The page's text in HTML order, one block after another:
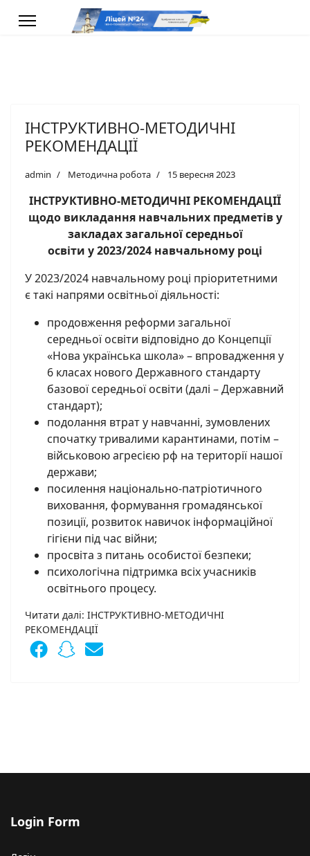
ІНСТРУКТИВНО-МЕТОДИЧНІ
РЕКОМЕНДАЦІЇ
admin Методична робота 15 вересня 2023
ІНСТРУКТИВНО-МЕТОДИЧНІ РЕКОМЕНДАЦІЇ
щодо викладання навчальних предметів у
закладах загальної середньої
освіти у 2023/2024 навчальному році
У 2023/2024 навчальному році пріоритетними
є такі напрями освітньої діяльності:
продовження реформи загальної
середньої освіти відповідно до Концепції
«Нова українська школа» – впровадження у
6 класах нового Державного стандарту
базової середньої освіти (далі – Державний
стандарт);
подолання втрат у навчанні, зумовлених
спочатку тривалими карантинами, потім –
військовою агресією рф на території нашої
держави;
посилення національно-патріотичного
виховання, формування громадянської
позиції, розвиток навичок інформаційної
гігієни під час війни;
просвіта з питань особистої безпеки;
психологічна підтримка всіх учасників
освітнього процесу.
Читати далі: ІНСТРУКТИВНО-МЕТОДИЧНІ
РЕКОМЕНДАЦІЇ
Login Form